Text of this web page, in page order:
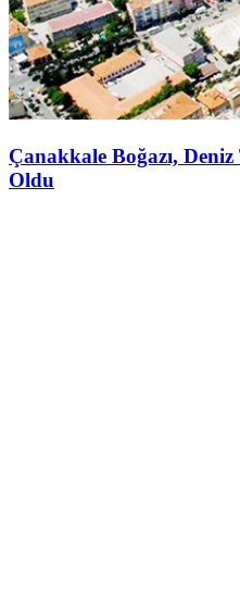
Çanakkale Boğazı,
Oldu